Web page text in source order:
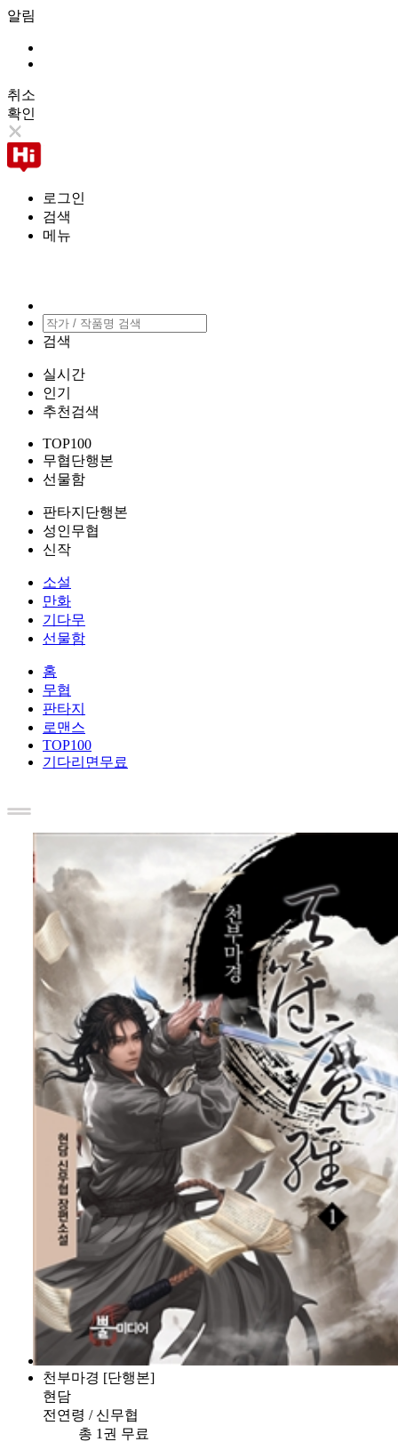
알림
취소
확인
로그인
검색
메뉴
검색
실시간
인기
추천검색
TOP100
무협단행본
선물함
판타지단행본
성인무협
신작
소설
만화
기다무
선물함
홈
무협
판타지
로맨스
TOP100
기다리면무료
천부마경 [단행본]
현담
전연령 / 신무협
총 1권 무료